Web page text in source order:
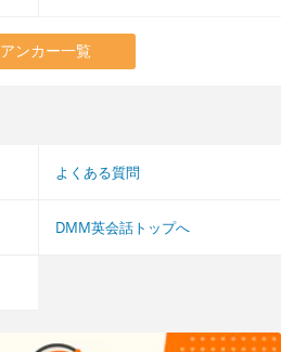
アンカー一覧
よくある質問
DMM英会話トップへ